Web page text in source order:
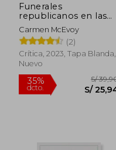
Funerales
republicanos en las
Américas
Carmen McEvoy
(2)
Crítica, 2023, Tapa Blanda,
Nuevo
Rápido